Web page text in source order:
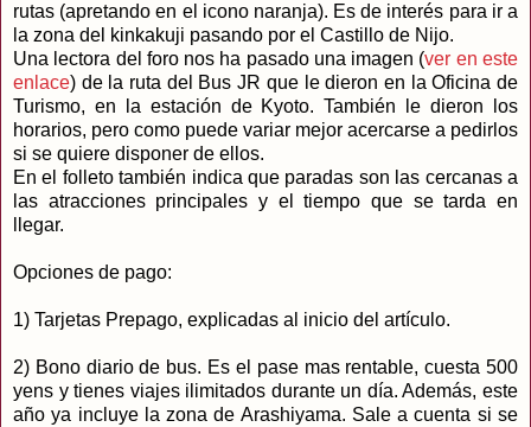
rutas (apretando en el icono naranja). Es de interés para ir a
la zona del kinkakuji pasando por el Castillo de Nijo.
Una lectora del foro nos ha pasado una imagen (ver en este
enlace) de la ruta del Bus JR que le dieron en la Oficina de
Turismo, en la estación de Kyoto. También le dieron los
horarios, pero como puede variar mejor acercarse a pedirlos
si se quiere disponer de ellos.
En el folleto también indica que paradas son las cercanas a
las atracciones principales y el tiempo que se tarda en
llegar.
Opciones de pago:
1) Tarjetas Prepago, explicadas al inicio del artículo.
2) Bono diario de bus. Es el pase mas rentable, cuesta 500
yens y tienes viajes ilimitados durante un día. Además, este
año ya incluye la zona de Arashiyama. Sale a cuenta si se